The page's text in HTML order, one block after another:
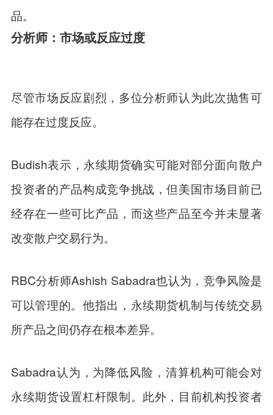
品。
分析师：市场或反应过度
尽管市场反应剧烈，多位分析师认为此次抛售可
能存在过度反应。
Budish表示，永续期货确实可能对部分面向散户
投资者的产品构成竞争挑战，但美国市场目前已
经存在一些可比产品，而这些产品至今并未显著
改变散户交易行为。
RBC分析师Ashish Sabadra也认为，竞争风险是
可以管理的。他指出，永续期货机制与传统交易
所产品之间仍存在根本差异。
Sabadra认为，为降低风险，清算机构可能会对
永续期货设置杠杆限制。此外，目前机构投资者